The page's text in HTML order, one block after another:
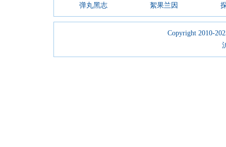
弹丸黑志
絮果兰因
Copyright 2010-